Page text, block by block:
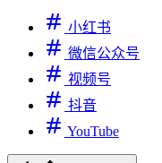
小红书
微信公众号
视频号
抖音
YouTube